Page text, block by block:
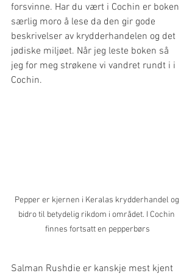
forsvinne. Har du vært i Cochin er boken
særlig moro å lese da den gir gode
beskrivelser av krydderhandelen og det
jødiske miljøet. Når jeg leste boken så
jeg for meg strøkene vi vandret rundt i i
Cochin.
Pepper er kjernen i Keralas krydderhandel og
bidro til betydelig rikdom i området. I Cochin
finnes fortsatt en pepperbørs
Salman Rushdie er kanskje mest kjent